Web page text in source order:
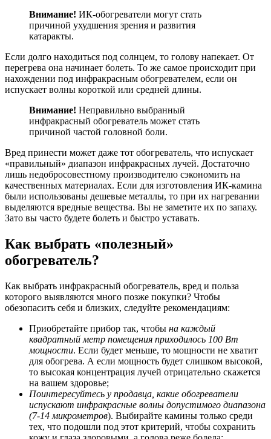
Внимание! ИК-обогреватели могут стать
причиной ухудшения зрения и развития
катаракты.
Если долго находиться под солнцем, то голову напекает. От
перегрева она начинает болеть. То же самое происходит при
нахождении под инфракрасным обогревателем, если он
испускает волны короткой или средней длины.
Внимание! Неправильно выбранный
инфракрасный обогреватель может стать
причиной частой головной боли.
Вред принести может даже тот обогреватель, что испускает
«правильный» диапазон инфракрасных лучей. Достаточно
лишь недобросовестному производителю сэкономить на
качественных материалах. Если для изготовления ИК-камина
были использованы дешевые металлы, то при их нагревании
выделяются вредные вещества. Вы не заметите их по запаху.
Зато вы часто будете болеть и быстро уставать.
Как выбрать «полезный»
обогреватель?
Как выбрать инфракрасный обогреватель, вред и польза
которого выявляются много позже покупки? Чтобы
обезопасить себя и близких, следуйте рекомендациям:
Приобретайте прибор так, чтобы на каждый
квадратный метр помещения приходилось 100 Вт
мощности. Если будет меньше, то мощности не хватит
для обогрева. А если мощность будет слишком высокой,
то высокая концентрация лучей отрицательно скажется
на вашем здоровье;
Поинтересуйтесь у продавца, какие обогреватели
испускают инфракрасные волны допустимого диапазона
(7-14 микрометров). Выбирайте камины только среди
тех, что подошли под этот критерий, чтобы сохранить